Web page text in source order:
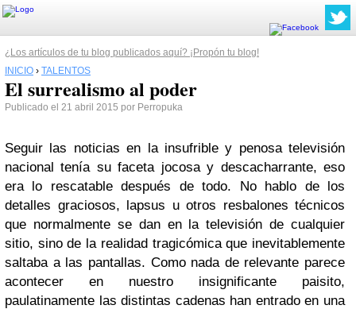
¿Los artículos de tu blog publicados aquí? ¡Propón tu blog!
INICIO › TALENTOS
El surrealismo al poder
Publicado el 21 abril 2015 por Perropuka
Seguir las noticias en la insufrible y penosa televisión
nacional tenía su faceta jocosa y descacharrante, eso
era lo rescatable después de todo. No hablo de los
detalles graciosos, lapsus u otros resbalones técnicos
que normalmente se dan en la televisión de cualquier
sitio, sino de la realidad tragicómica que inevitablemente
saltaba a las pantallas. Como nada de relevante parece
acontecer en nuestro insignificante paisito,
paulatinamente las distintas cadenas han entrado en una